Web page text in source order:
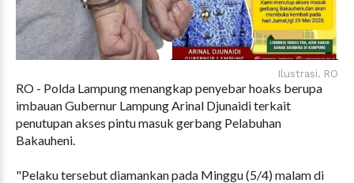
Ilustrasi. RO
RO - Polda Lampung menangkap penyebar hoaks berupa
imbauan Gubernur Lampung Arinal Djunaidi terkait
penutupan akses pintu masuk gerbang Pelabuhan
Bakauheni.
"Pelaku tersebut diamankan pada Minggu (5/4) malam di